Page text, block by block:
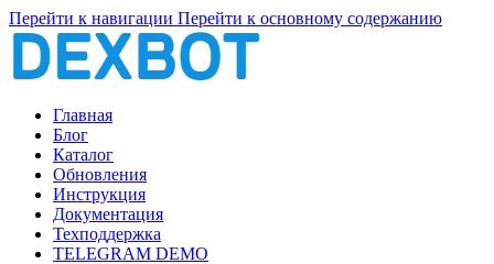
Перейти к навигации Перейти к основному содержанию
Главная
Блог
Каталог
Обновления
Инструкция
Документация
Техподдержка
TELEGRAM DEMO